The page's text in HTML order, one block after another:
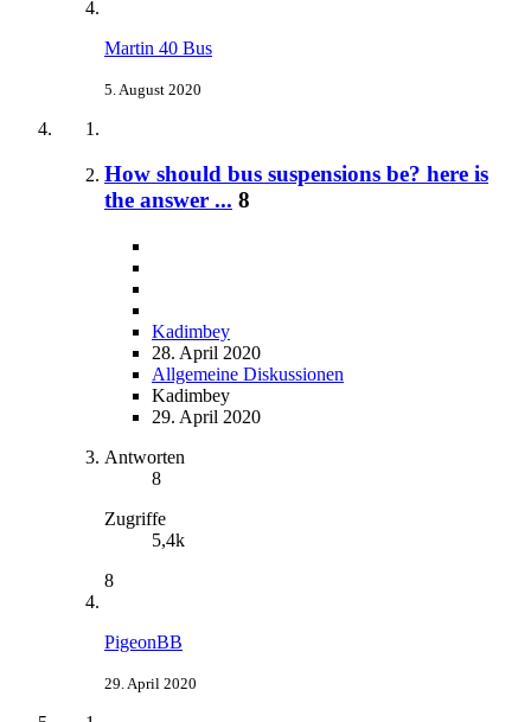
Martin 40 Bus
5. August 2020
How should bus suspensions be? here is
the answer ... 8
Kadimbey
28. April 2020
Allgemeine Diskussionen
Kadimbey
29. April 2020
Antworten
8
Zugriffe
5,4k
8
PigeonBB
29. April 2020